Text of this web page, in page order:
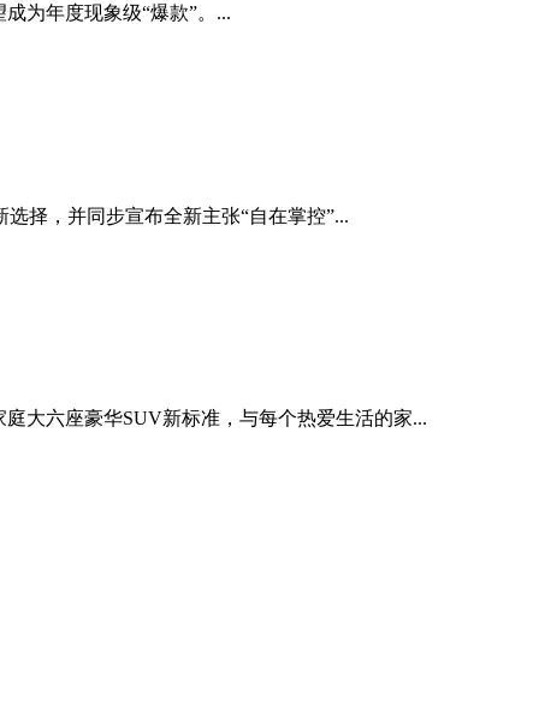
为年度现象级“爆款”。...
择，并同步宣布全新主张“自在掌控”...
大六座豪华SUV新标准，与每个热爱生活的家...